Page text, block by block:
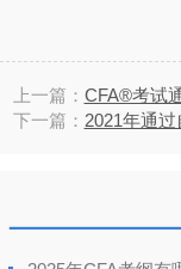
上一篇： CFA®考试
下一篇： 2021年通